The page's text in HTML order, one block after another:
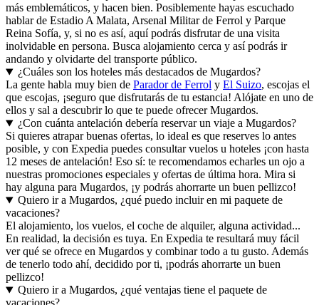
más emblemáticos, y hacen bien. Posiblemente hayas escuchado
hablar de Estadio A Malata, Arsenal Militar de Ferrol y Parque
Reina Sofía, y, si no es así, aquí podrás disfrutar de una visita
inolvidable en persona. Busca alojamiento cerca y así podrás ir
andando y olvidarte del transporte público.
¿Cuáles son los hoteles más destacados de Mugardos?
La gente habla muy bien de Parador de Ferrol y El Suizo, escojas el
que escojas, ¡seguro que disfrutarás de tu estancia! Alójate en uno de
ellos y sal a descubrir lo que te puede ofrecer Mugardos.
¿Con cuánta antelación debería reservar un viaje a Mugardos?
Si quieres atrapar buenas ofertas, lo ideal es que reserves lo antes
posible, y con Expedia puedes consultar vuelos u hoteles ¡con hasta
12 meses de antelación! Eso sí: te recomendamos echarles un ojo a
nuestras promociones especiales y ofertas de última hora. Mira si
hay alguna para Mugardos, ¡y podrás ahorrarte un buen pellizco!
Quiero ir a Mugardos, ¿qué puedo incluir en mi paquete de
vacaciones?
El alojamiento, los vuelos, el coche de alquiler, alguna actividad...
En realidad, la decisión es tuya. En Expedia te resultará muy fácil
ver qué se ofrece en Mugardos y combinar todo a tu gusto. Además
de tenerlo todo ahí, decidido por ti, ¡podrás ahorrarte un buen
pellizco!
Quiero ir a Mugardos, ¿qué ventajas tiene el paquete de